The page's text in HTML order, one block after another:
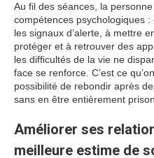
Au fil des séances, la
compétences psychologiques
les signaux d’alerte, à mettre
protéger et à retrouver des
les difficultés de la vie ne
face se renforce. C’est ce
possibilité de rebondir après
sans en être entièrement
Améliorer ses
meilleure estime de